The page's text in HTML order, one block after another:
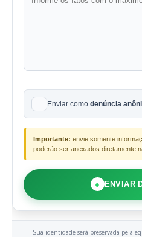
Enviar como denúncia
Importante: envie somente
poderão ser anexados diretamente
● ENVIAR
Sua identidade será preservada pela